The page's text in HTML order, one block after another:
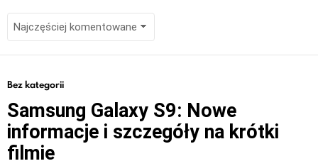
LATEST
Bez kategorii
Samsung Galaxy S9: Nowe
informacje i szczegóły na krótki
filmie